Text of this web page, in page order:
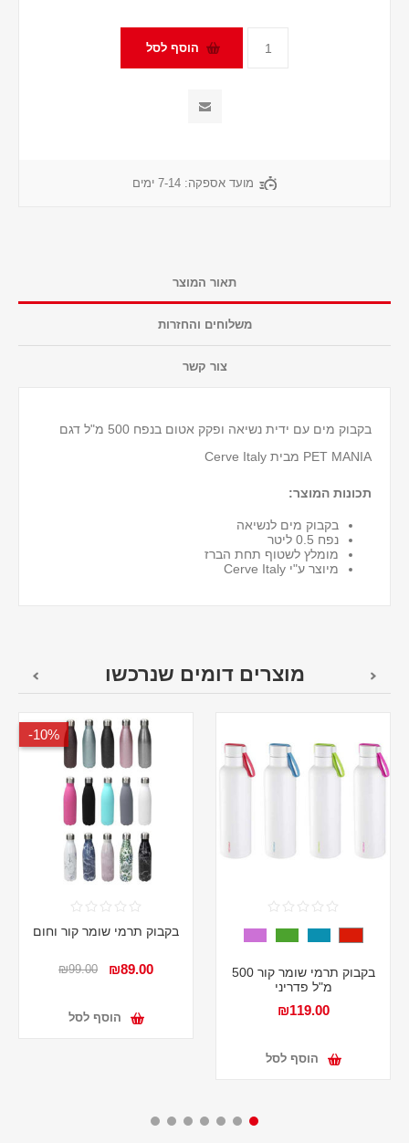
מועד אספקה: 7-14 ימים
תאור המוצר
משלוחים והחזרות
צור קשר
בקבוק מים עם ידית נשיאה ופקק אטום בנפח 500 מ"ל דגם
PET MANIA מבית Cerve Italy
תכונות המוצר:
בקבוק מים לנשיאה
נפח 0.5 ליטר
מומלץ לשטוף תחת הברז
מיוצר ע"י Cerve Italy
מוצרים דומים שנרכשו
בקבוק תרמי שומר קור 500
מ"ל פדריני
₪119.00
הוסף לסל
10%-
בקבוק תרמי שומר קור וחום
₪89.00
₪99.00
הוסף לסל